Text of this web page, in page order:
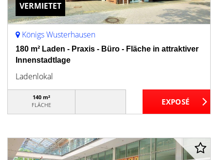
VERMIETET
Königs Wusterhausen
180 m² Laden - Praxis - Büro - Fläche in attraktiver
Innenstadtlage
Ladenlokal
140 m²
FLÄCHE